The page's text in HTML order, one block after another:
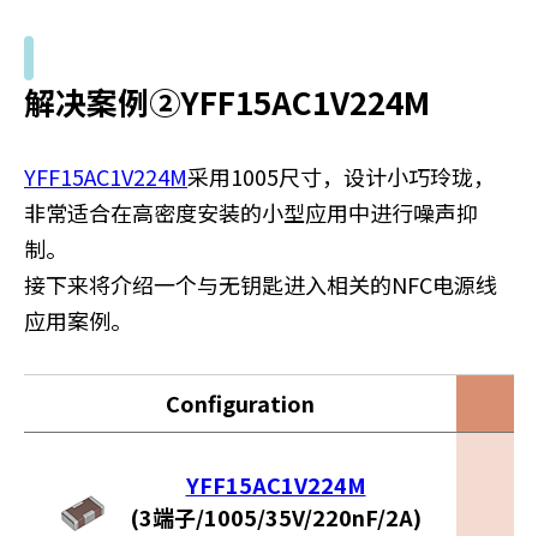
解决案例②YFF15AC1V224M
YFF15AC1V224M采用1005尺寸，设计小巧玲珑，
非常适合在高密度安装的小型应用中进行噪声抑
制。
接下来将介绍一个与无钥匙进入相关的NFC电源线
应用案例。
Configuration
YFF15AC1V224M
(3端子/1005/35V/220nF/2A)